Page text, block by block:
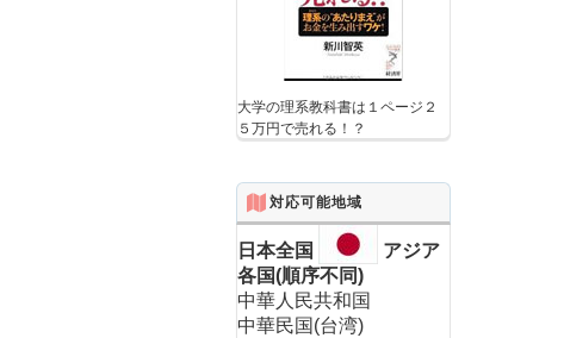
チラーユニットの熱計
2012-05-04
大学の理系教科書は１ページ２
５万円で売れる！？
対応可能地域
日本全国
アジア
各国(順序不同)
中華人民共和国
中華民国(台湾)